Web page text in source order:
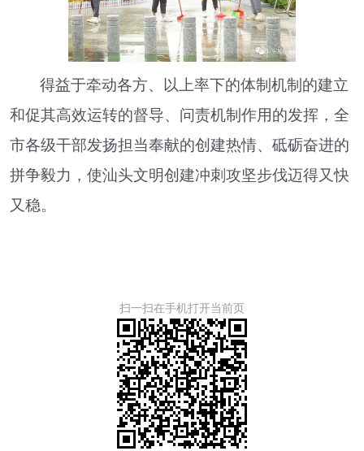
得益于牵动各方、以上率下的体制机制的建立
和促其高效运转的督导、问责机制作用的发挥，全
市各级干部发扬担当奉献的创建热情、砥砺奋进的
拼争毅力，使汕头文明创建冲刺攻坚步伐迈得又快
又稳。
扫一扫在手机打开当前页